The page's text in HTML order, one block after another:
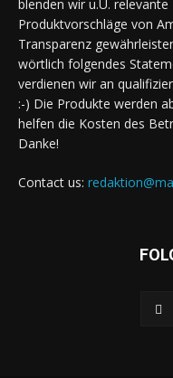
blenden wir u.U.
Produktvorschläge von
Transparenz
wörtlich folgendes
verdienen wir an
:-) Die Produkte werden
helfen die Kosten des
Danke!
Contact us: